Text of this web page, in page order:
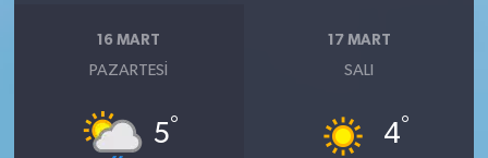
16 MART
PAZARTESI
5°
17 MART
SALI
4°